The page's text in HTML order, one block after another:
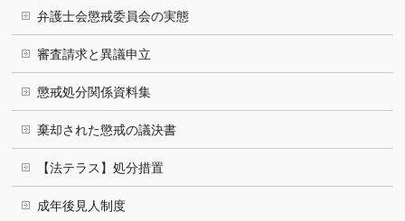
弁護士会懲戒委員会の実態
審査請求と異議申立
懲戒処分関係資料集
棄却された懲戒の議決書
【法テラス】処分措置
成年後見人制度